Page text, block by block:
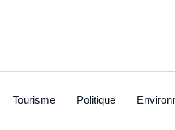
Tourisme Politique